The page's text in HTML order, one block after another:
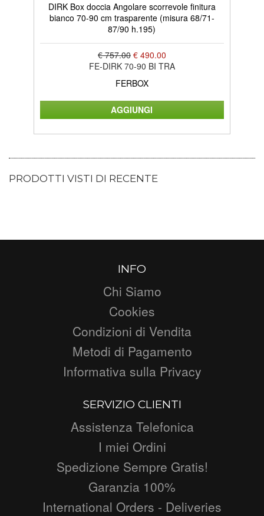
DIRK Box doccia Angolare scorrevole finitura
bianco 70-90 cm trasparente (misura 68/71-
87/90 h.195)
€ 757.00 € 490.00
FE-DIRK 70-90 BI TRA
FERBOX
PRODOTTI VISTI DI RECENTE
INFO
Chi Siamo
Cookies
Condizioni di Vendita
Metodi di Pagamento
Informativa sulla Privacy
SERVIZIO CLIENTI
Assistenza Telefonica
I miei Ordini
Spedizione Sempre Gratis!
Garanzia 100%
International Orders - Deliveries